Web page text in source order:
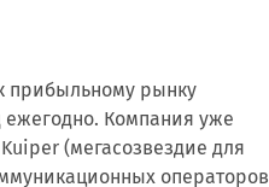
прибыльному рынку
ежегодно. Компания уже
(мегасозвездие для